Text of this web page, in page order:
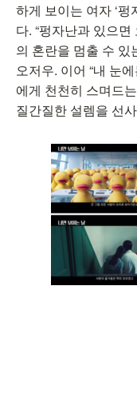
하게 보이는 여자 ‘
다. “펑자난과 있으
의 혼란을 멈출 수
오저우. 이어 “내 눈
에게 천천히 스며드
질간질한 설렘을 선